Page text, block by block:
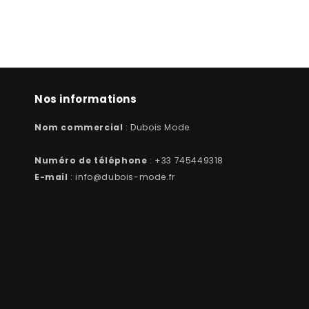
Nos informations
Nom commercial : Dubois Mode
Numéro de téléphone : +33 745449318
E-mail : info@dubois-mode.fr